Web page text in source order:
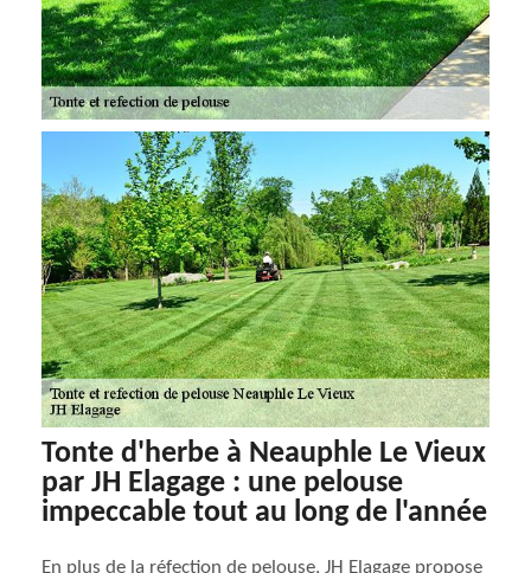
Tonte d'herbe à Neauphle Le Vieux
par JH Elagage : une pelouse
impeccable tout au long de l'année
En plus de la réfection de pelouse, JH Elagage propose